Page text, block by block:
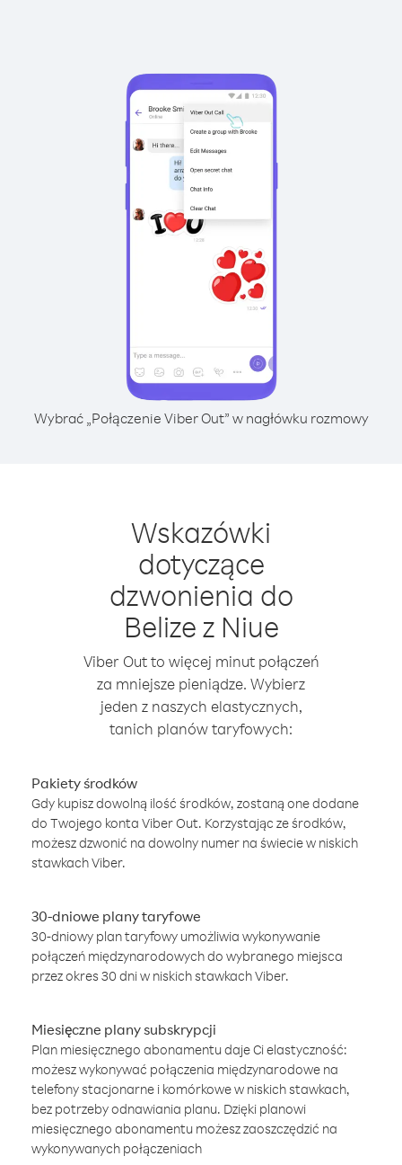
Wybrać „Połączenie Viber Out” w nagłówku rozmowy
Wskazówki
dotyczące
dzwonienia do
Belize z Niue
Viber Out to więcej minut połączeń
za mniejsze pieniądze. Wybierz
jeden z naszych elastycznych,
tanich planów taryfowych:
Pakiety środków
Gdy kupisz dowolną ilość środków, zostaną one dodane
do Twojego konta Viber Out. Korzystając ze środków,
możesz dzwonić na dowolny numer na świecie w niskich
stawkach Viber.
30-dniowe plany taryfowe
30-dniowy plan taryfowy umożliwia wykonywanie
połączeń międzynarodowych do wybranego miejsca
przez okres 30 dni w niskich stawkach Viber.
Miesięczne plany subskrypcji
Plan miesięcznego abonamentu daje Ci elastyczność:
możesz wykonywać połączenia międzynarodowe na
telefony stacjonarne i komórkowe w niskich stawkach,
bez potrzeby odnawiania planu. Dzięki planowi
miesięcznego abonamentu możesz zaoszczędzić na
wykonywanych połączeniach